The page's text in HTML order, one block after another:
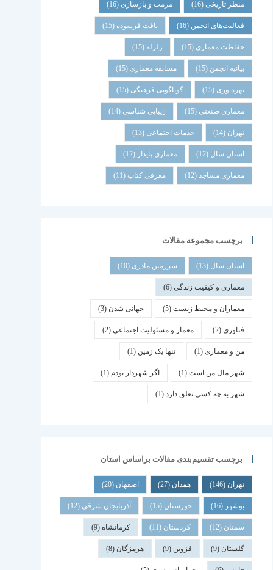
منظر تاریخی(16) مرمت و بازسازی(16)
فعالیت‌های انجمن (16) بافت فرسوده (15)
حفاظت معماری (15) زلزله (15)
بیانیه انجمن (15) مسابقه معماری (15)
بهره وری (15) گوناگونی فرهنگی (15)
معماری صنعتی (15) زیبایی شناسی (14)
تهران (14) خدمات اجتماعی (13)
استان سال (12) معماری پایدار (12)
معماری مساجد(12) معرفی کتاب (11)
برچسب مجموعه مقالات
استان سال (13) سرزمین مادری (10)
معماری و کیفیت زندگی(6)
معماران و محیط زیست(5) جهانی شدن (3)
فناوری(2) معمار و مسئولیت اجتماعی(2)
من و معماری(1) تنها یک زمین (1)
شهر مال من است(1) اگر شهردار بودم (1)
شهر به چه کسی تعلق دارد(1)
برچسب تقسیم‌بندی مقالات براساس استان
تهران (146) همدان (27) اصفهان (20)
بوشهر (16) خوزستان (15) آذربایجان شرقی (12)
سمنان (12) کردستان (11) کرمانشاه(9)
گلستان (9) قزوین (9) هرمزگان (8)